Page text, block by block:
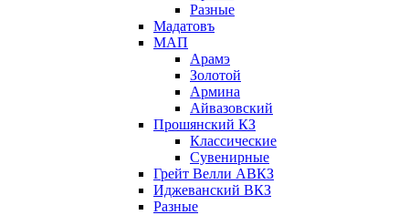
Разные
Мадатовъ
МАП
Арамэ
Золотой
Армина
Айвазовский
Прошянский КЗ
Классические
Сувенирные
Грейт Велли АВКЗ
Иджеванский ВКЗ
Разные